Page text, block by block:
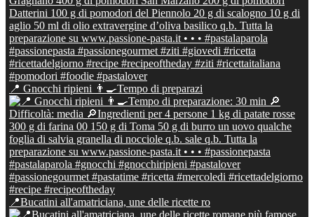
📍 Gnocchi ripieni 👨‍🍳Tempo di preparazi
📍Bucatini all'amatriciana, une delle ricette ro